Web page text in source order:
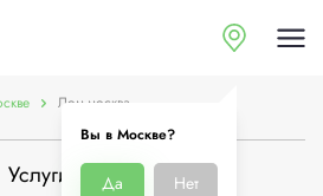
Вы в Москве?
Да Нет
Лом-москва
Услуги О компании